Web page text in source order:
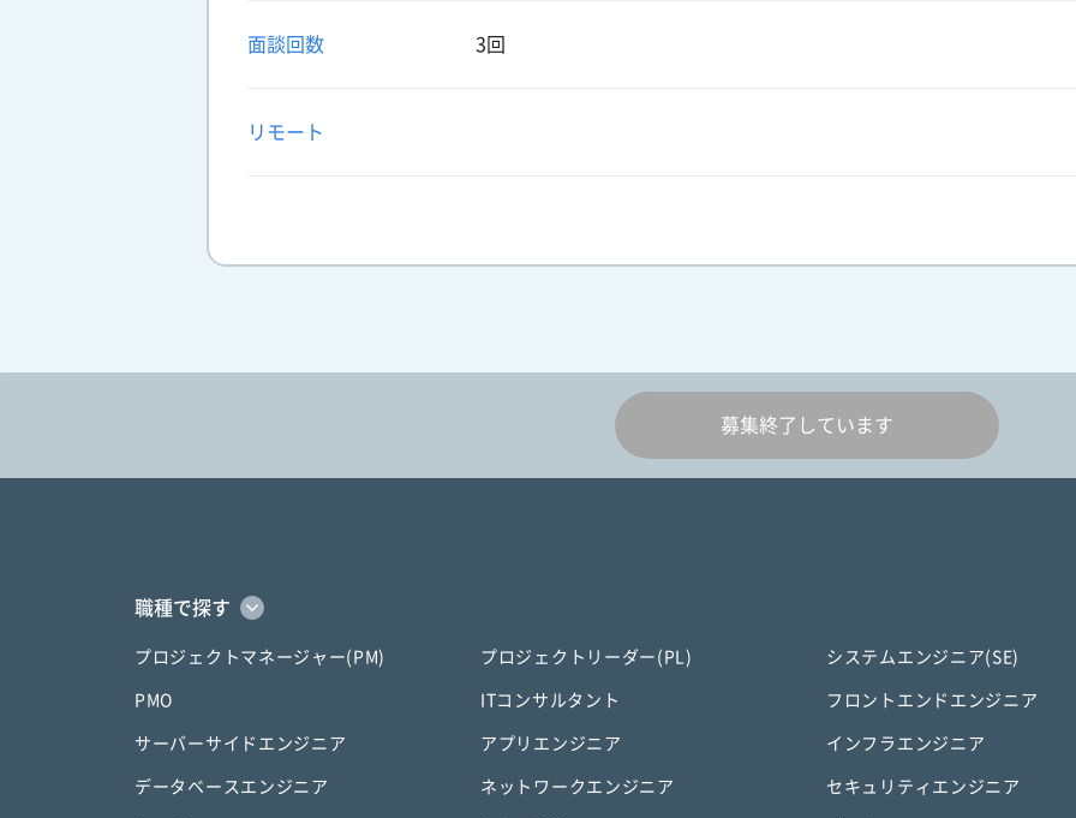
面談回数 3回
リモート
募集終了しています
職種で探す
プロジェクトマネージャー(PM) プロジェクトリーダー(PL) システムエンジニア(SE)
PMO ITコンサルタント フロントエンドエンジニア
サーバーサイドエンジニア アプリエンジニア インフラエンジニア
データベースエンジニア ネットワークエンジニア セキュリティエンジニア